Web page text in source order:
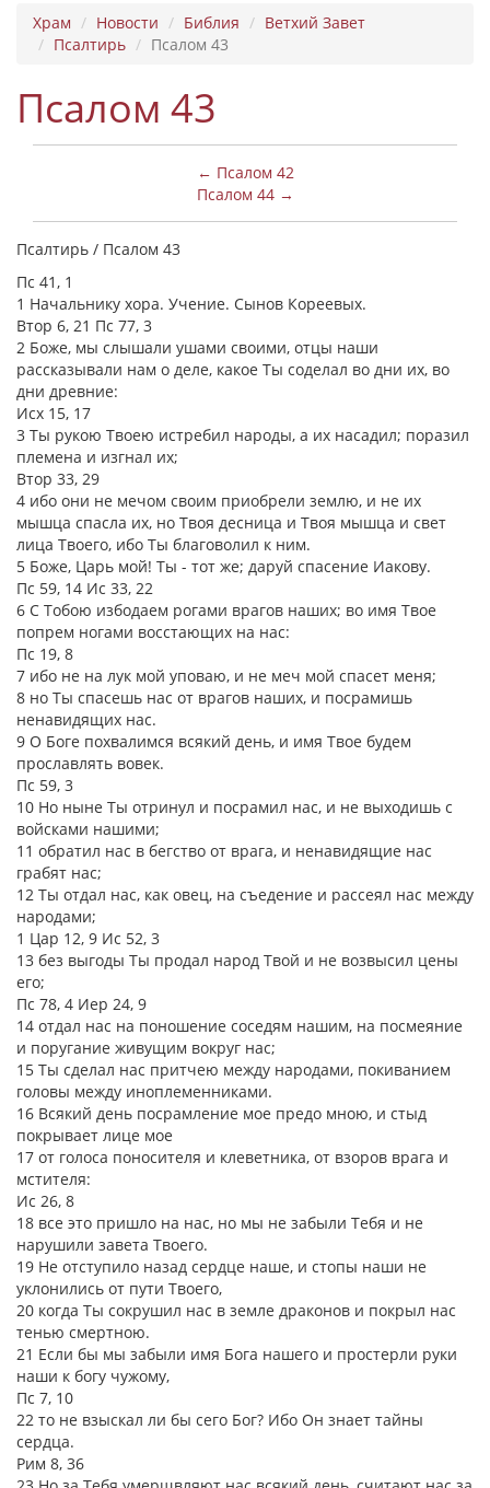
Храм Новости Библия
Ветхий Завет
Псалтирь
Псалом 43
Псалом 43
← Псалом 42
Псалом 44 →
Псалтирь / Псалом 43
Пс 41, 1
1 Начальнику хора. Учение. Сынов Кореевых.
Втор 6, 21 Пс 77, 3
2 Боже, мы слышали ушами своими, отцы наши
рассказывали нам о деле, какое Ты соделал во дни их, во
дни древние:
Исх 15, 17
3 Ты рукою Твоею истребил народы, а их насадил; поразил
племена и изгнал их;
Втор 33, 29
4 ибо они не мечом своим приобрели землю, и не их
мышца спасла их, но Твоя десница и Твоя мышца и свет
лица Твоего, ибо Ты благоволил к ним.
5 Боже, Царь мой! Ты - тот же; даруй спасение Иакову.
Пс 59, 14 Ис 33, 22
6 С Тобою избодаем рогами врагов наших; во имя Твое
попрем ногами восстающих на нас:
Пс 19, 8
7 ибо не на лук мой уповаю, и не меч мой спасет меня;
8 но Ты спасешь нас от врагов наших, и посрамишь
ненавидящих нас.
9 О Боге похвалимся всякий день, и имя Твое будем
прославлять вовек.
Пс 59, 3
10 Но ныне Ты отринул и посрамил нас, и не выходишь с
войсками нашими;
11 обратил нас в бегство от врага, и ненавидящие нас
грабят нас;
12 Ты отдал нас, как овец, на съедение и рассеял нас между
народами;
1 Цар 12, 9 Ис 52, 3
13 без выгоды Ты продал народ Твой и не возвысил цены
его;
Пс 78, 4 Иер 24, 9
14 отдал нас на поношение соседям нашим, на посмеяние
и поругание живущим вокруг нас;
15 Ты сделал нас притчею между народами, покиванием
головы между иноплеменниками.
16 Всякий день посрамление мое предо мною, и стыд
покрывает лице мое
17 от голоса поносителя и клеветника, от взоров врага и
мстителя:
Ис 26, 8
18 все это пришло на нас, но мы не забыли Тебя и не
нарушили завета Твоего.
19 Не отступило назад сердце наше, и стопы наши не
уклонились от пути Твоего,
20 когда Ты сокрушил нас в земле драконов и покрыл нас
тенью смертною.
21 Если бы мы забыли имя Бога нашего и простерли руки
наши к богу чужому,
Пс 7, 10
22 то не взыскал ли бы сего Бог? Ибо Он знает тайны
сердца.
Рим 8, 36